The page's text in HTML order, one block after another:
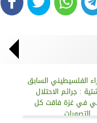
الفلسيطيني السابق
: جرائم الاحتلال
في غزة فاقت كل
التصورات